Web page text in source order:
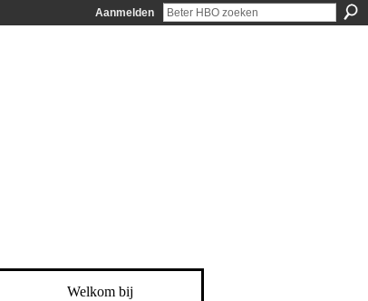
Aanmelden
Welkom bij